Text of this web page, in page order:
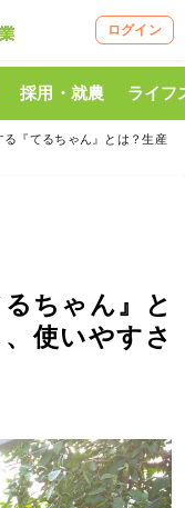
ログイン
採用・就農 ライフ
る『てるちゃん』とは？生産
ちゃん』と
使いやすさ